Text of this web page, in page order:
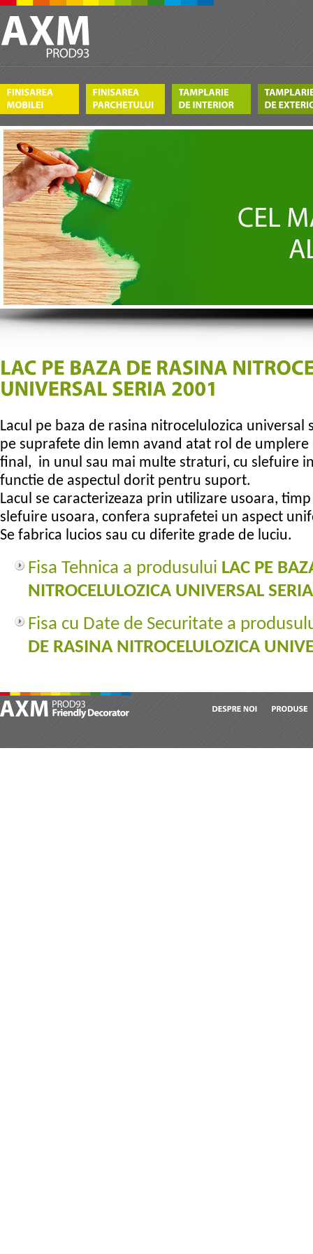
Lacul pe baza de rasina nitrocelulozica universal
pe suprafete din lemn avand atat rol de umplere
final, in unul sau mai multe straturi, cu slefuire
functie de aspectul dorit pentru suport.
Lacul se caracterizeaza prin utilizare usoara,
slefuire usoara, confera suprafetei un aspect
Se fabrica lucios sau cu diferite grade de luciu.
Fisa Tehnica a produsului LAC PE
NITROCELULOZICA UNIVERSAL
Fisa cu Date de Securitate a
DE RASINA NITROCELULOZICA